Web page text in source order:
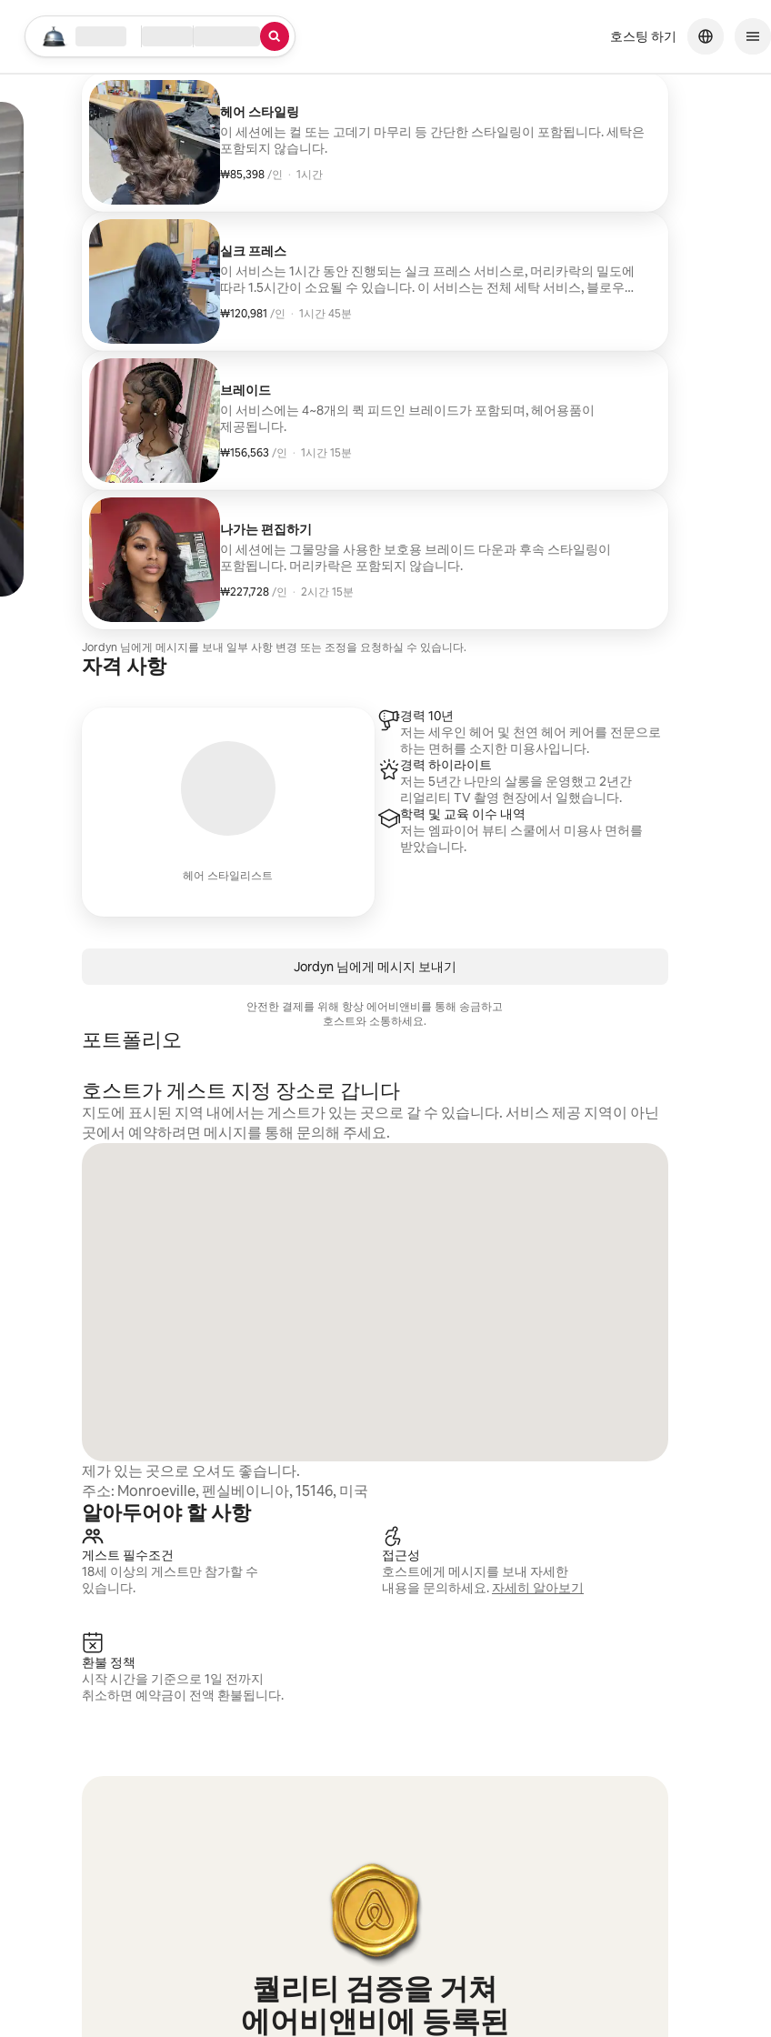
검색 시작하기
위치 체크인/체크아웃 호스팅 하기
헤어 스타일링
이 세션에는 컬 또는 고데기 마무리 등 간단한 스타일링이 포함됩니다. 세탁은
포함되지 않습니다.
₩85,398 /인
1인당 ₩85,398
, · 1시간
실크 프레스
이 서비스는 1시간 동안 진행되는 실크 프레스 서비스로, 머리카락의 밀도에
따라 1.5시간이 소요될 수 있습니다. 이 서비스는 전체 세탁 서비스, 블로우
드라이, 스타일링(고데기 또는 컬), 필요한 경우 트리밍 서비스를 포함합니다.
₩120,981 /인
1인당 ₩120,981
, · 1시간 45분
브레이드
이 서비스에는 4~8개의 퀵 피드인 브레이드가 포함되며, 헤어용품이
제공됩니다.
₩156,563 /인
1인당 ₩156,563
, · 1시간 15분
나가는 편집하기
이 세션에는 그물망을 사용한 보호용 브레이드 다운과 후속 스타일링이
포함됩니다. 머리카락은 포함되지 않습니다.
₩227,728 /인
1인당 ₩227,728
, · 2시간 15분
Jordyn 님에게 메시지를 보내 일부 사항 변경 또는 조정을 요청하실 수 있습니다.
자격 사항
헤어 스타일리스트
경력 10년
저는 세우인 헤어 및 천연 헤어 케어를 전문으로
하는 면허를 소지한 미용사입니다.
경력 하이라이트
저는 5년간 나만의 살롱을 운영했고 2년간
리얼리티 TV 촬영 현장에서 일했습니다.
학력 및 교육 이수 내역
저는 엠파이어 뷰티 스쿨에서 미용사 면허를
받았습니다.
Jordyn 님에게 메시지 보내기
안전한 결제를 위해 항상 에어비앤비를 통해 송금하고
호스트와 소통하세요.
포트폴리오
호스트가 게스트 지정 장소로 갑니다
지도에 표시된 지역 내에서는 게스트가 있는 곳으로 갈 수 있습니다. 서비스 제공 지역이 아닌
곳에서 예약하려면 메시지를 통해 문의해 주세요.
제가 있는 곳으로 오셔도 좋습니다.
주소: Monroeville, 펜실베이니아, 15146, 미국
알아두어야 할 사항
게스트 필수조건
18세 이상의 게스트만 참가할 수
있습니다.
접근성
호스트에게 메시지를 보내 자세한
내용을 문의하세요. 자세히 알아보기
환불 정책
시작 시간을 기준으로 1일 전까지
취소하면 예약금이 전액 환불됩니다.
퀄리티 검증을 거쳐
에어비앤비에 등록된